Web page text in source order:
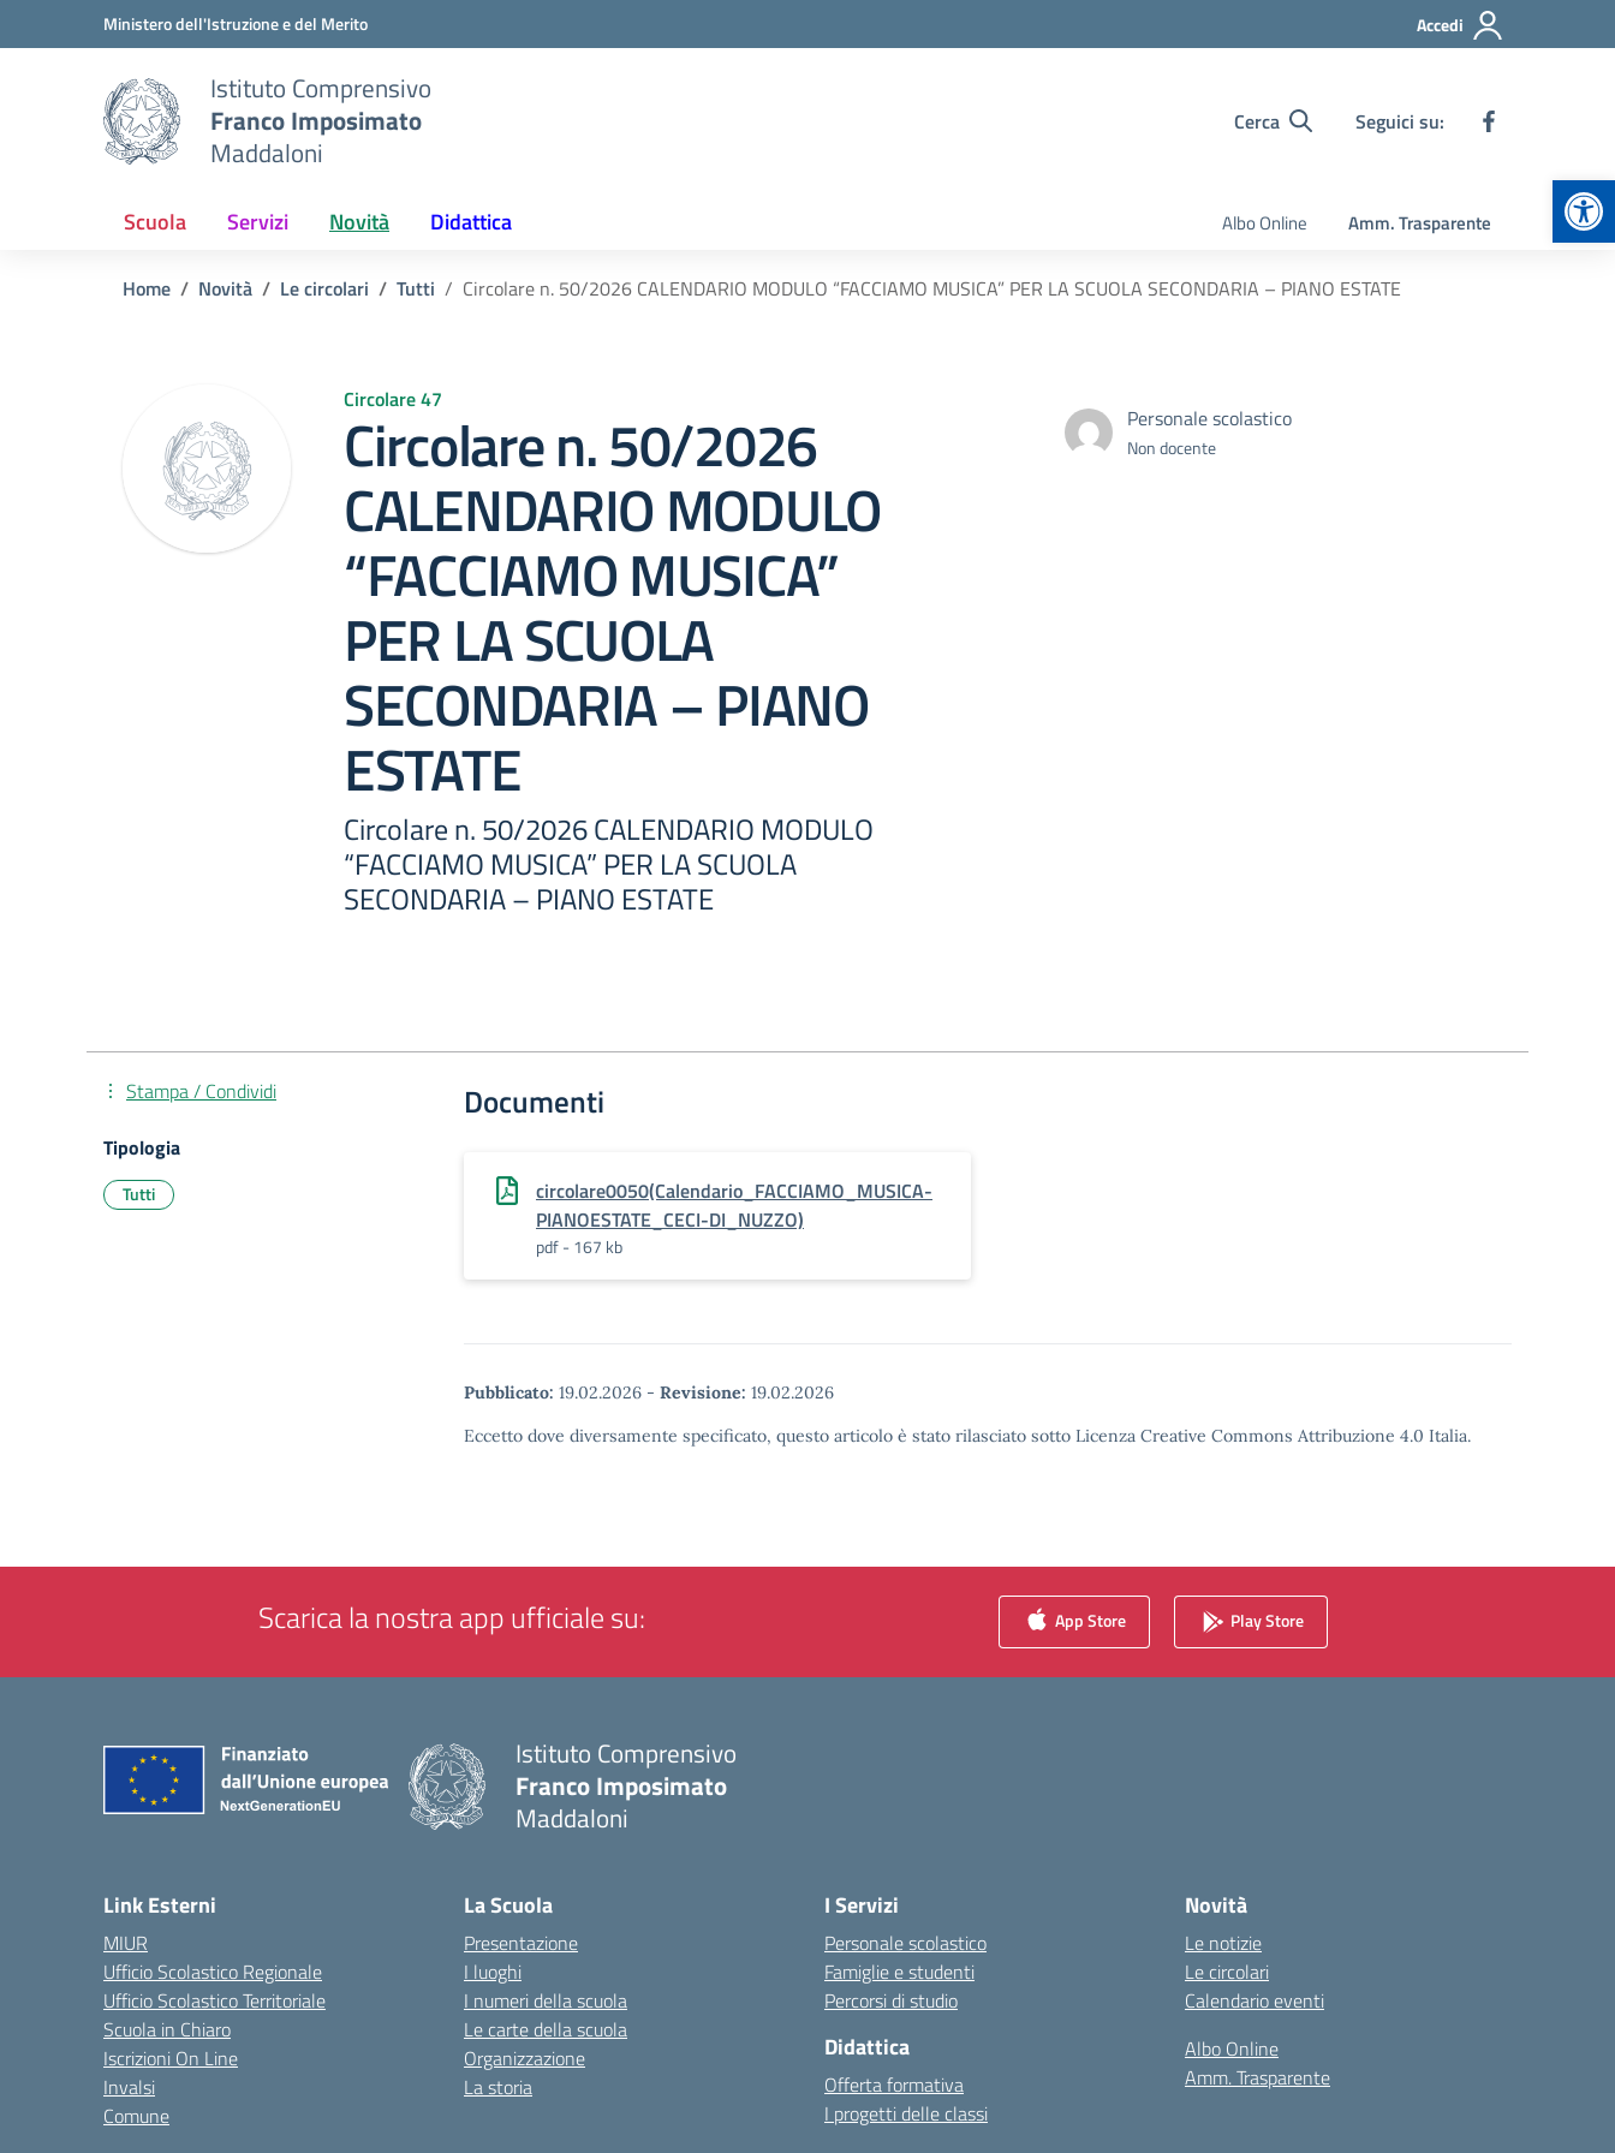
Vai ai contenuti
Vai al menu di navigazioneMinistero dell'Istruzione e del Merito Accedi
Istituto Comprensivo
Franco Imposimato
Maddaloni
Cerca Seguici su:
Scuola Servizi Novità Didattica Albo Online Amm. Trasparente
Home Novità Le circolari Tutti Circolare n. 50/2026 CALENDARIO MODULO “FACCIAMO MUSICA” PER LA SCUOLA SECONDARIA – PIANO ESTATE
Circolare 47
Circolare n. 50/2026
CALENDARIO MODULO
“FACCIAMO MUSICA”
PER LA SCUOLA
SECONDARIA – PIANO
ESTATE
Circolare n. 50/2026 CALENDARIO MODULO
“FACCIAMO MUSICA” PER LA SCUOLA
SECONDARIA – PIANO ESTATE
Personale scolastico
Non docente
Documenti
circolare0050(Calendario_FACCIAMO_MUSICA-
PIANOESTATE_CECI-DI_NUZZO)
pdf - 167 kb
Pubblicato: 19.02.2026 - Revisione: 19.02.2026
Eccetto dove diversamente specificato, questo articolo è stato rilasciato sotto Licenza Creative Commons Attribuzione 4.0 Italia.
Stampa / Condividi
Tipologia
Tutti
Scarica la nostra app ufficiale su: App Store Play Store
Istituto Comprensivo
Franco Imposimato
Maddaloni
Link Esterni
MIUR
Ufficio Scolastico Regionale
Ufficio Scolastico Territoriale
Scuola in Chiaro
Iscrizioni On Line
Invalsi
Comune
La Scuola
Presentazione
I luoghi
I numeri della scuola
Le carte della scuola
Organizzazione
La storia
I Servizi
Personale scolastico
Famiglie e studenti
Percorsi di studio
Didattica
Offerta formativa
I progetti delle classi
Novità
Le notizie
Le circolari
Calendario eventi
Albo Online
Amm. Trasparente